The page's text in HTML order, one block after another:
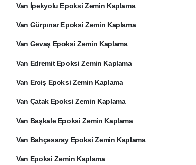
Van İpekyolu Epoksi Zemin Kaplama
Van Gürpınar Epoksi Zemin Kaplama
Van Gevaş Epoksi Zemin Kaplama
Van Edremit Epoksi Zemin Kaplama
Van Erciş Epoksi Zemin Kaplama
Van Çatak Epoksi Zemin Kaplama
Van Başkale Epoksi Zemin Kaplama
Van Bahçesaray Epoksi Zemin Kaplama
Van Epoksi Zemin Kaplama